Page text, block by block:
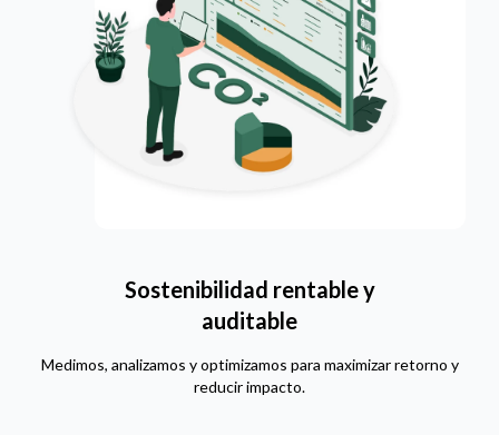
Sostenibilidad rentable y
auditable
Medimos, analizamos y optimizamos para maximizar retorno y
reducir impacto.